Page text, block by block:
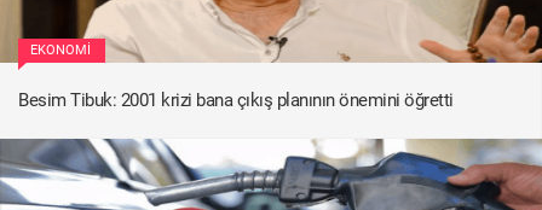
EKONOMI
Besim Tibuk: 2001 krizi bana çıkış planının önemini öğretti